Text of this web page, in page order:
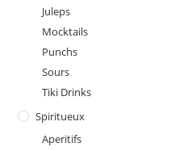
Juleps
Mocktails
Punchs
Sours
Tiki Drinks
Spiritueux
Aperitifs